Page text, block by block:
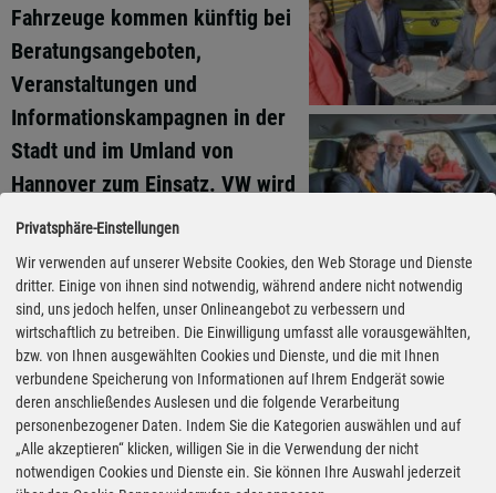
Fotos: Volkswagen via Autoren-
Union Mobilität
Fahrzeuge kommen künftig bei
Beratungsangeboten,
Veranstaltungen und
Informationskampagnen in der
Stadt und im Umland von
Hannover zum Einsatz. VW wird
dabei auch in ausgewählte
Formate und Aktivitäten der
Klimaschutzagentur
eingebunden. Dazu zählen
unter anderem die Kampagne
„RegiON“ sowie
Veranstaltungsformate für
Unternehmen zum Thema
Elektromobilität.
Privatsphäre-Einstellungen
Wir verwenden auf unserer Website Cookies, den Web Storage und Dienste
dritter. Einige von ihnen sind notwendig, während andere nicht notwendig
sind, uns jedoch helfen, unser Onlineangebot zu verbessern und
wirtschaftlich zu betreiben. Die Einwilligung umfasst alle vorausgewählten,
bzw. von Ihnen ausgewählten Cookies und Dienste, und die mit Ihnen
verbundene Speicherung von Informationen auf Ihrem Endgerät sowie
deren anschließendes Auslesen und die folgende Verarbeitung
personenbezogener Daten. Indem Sie die Kategorien auswählen und auf
„Alle akzeptieren“ klicken, willigen Sie in die Verwendung der nicht
notwendigen Cookies und Dienste ein. Sie können Ihre Auswahl jederzeit